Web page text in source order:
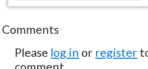
Comments
Please log in or register